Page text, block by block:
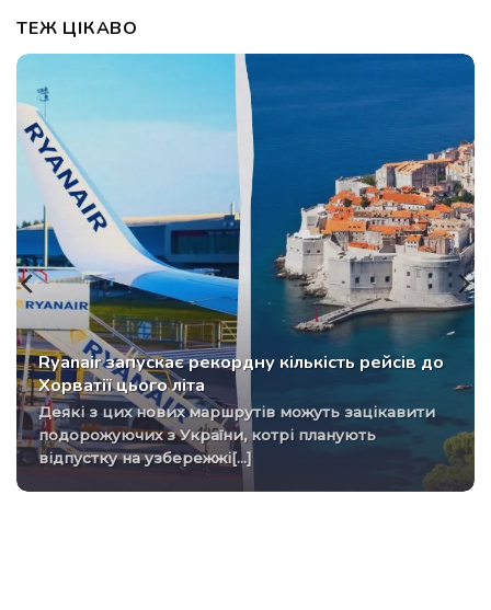
ТЕЖ ЦІКАВО
Ryanair запускає рекордну кількість рейсів до
Хорватії цього літа
Деякі з цих нових маршрутів можуть зацікавити
подорожуючих з України, котрі планують
відпустку на узбережжі[...]